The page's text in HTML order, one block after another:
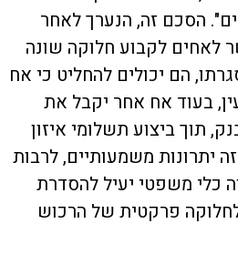
הסכם זה, הנערך לאחר
לאחים לקבוע חלוקה שונה
הם יכולים להחליט כי אח
בעוד אח אחר יקבל את
תוך ביצוע תשלומי איזון
יתרונות משמעותיים, לרבות
כלי משפטי יעיל להסדרת
פרקטית של הרכוש